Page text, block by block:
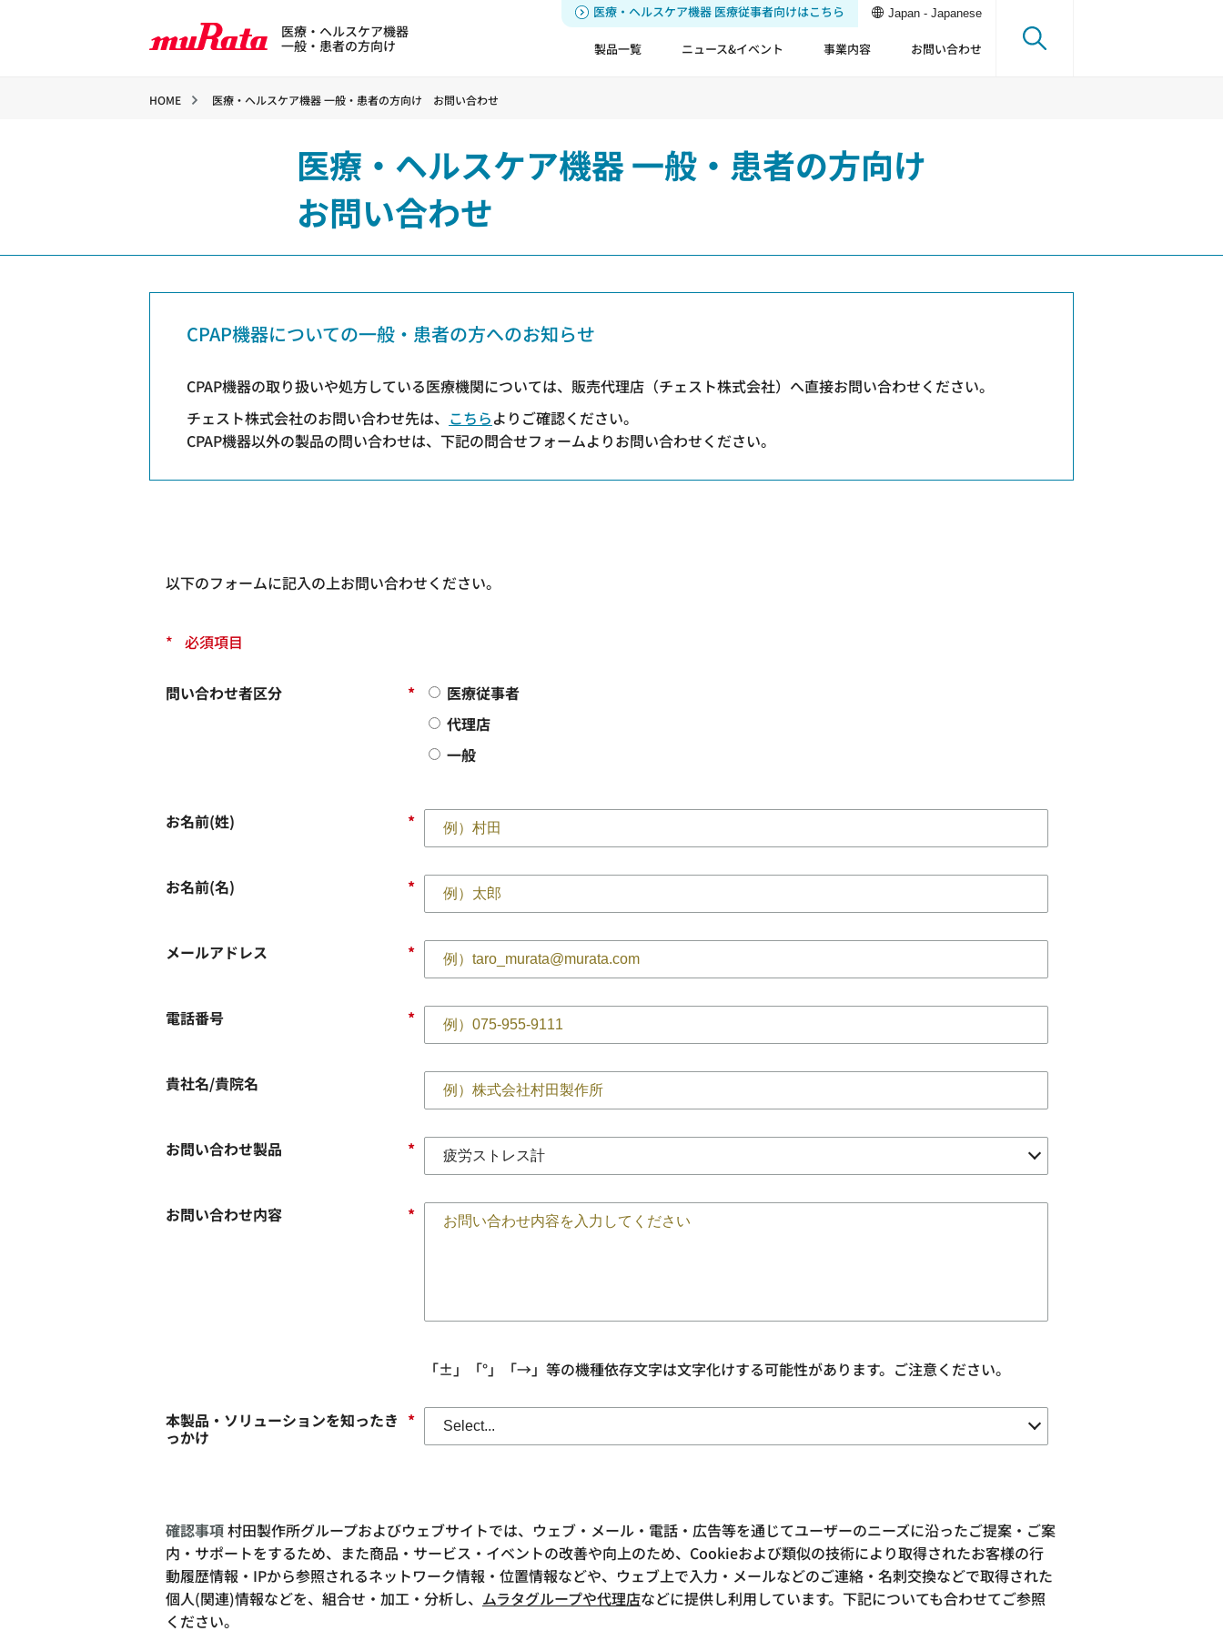
医療・ヘルスケア機器
一般・患者の方向け
医療・ヘルスケア機器 医療従事者向けはこちら Japan - Japanese
製品一覧 ニュース&イベント 事業内容 お問い合わせ
HOME 医療・ヘルスケア機器 一般・患者の方向け お問い合わせ
医療・ヘルスケア機器 一般・患者の方向け
お問い合わせ
CPAP機器についての一般・患者の方へのお知らせ
CPAP機器の取り扱いや処方している医療機関については、販売代理店（チェスト株式会社）へ直接お問い合わせください。
チェスト株式会社のお問い合わせ先は、 こちらよりご確認ください。
CPAP機器以外の製品の問い合わせは、下記の問合せフォームよりお問い合わせください。
以下のフォームに記入の上お問い合わせください。
* 必須項目
*
問い合わせ者区分
医療従事者
代理店
一般
*
お名前(姓)
*
お名前(名)
*
メールアドレス
*
電話番号
貴社名/貴院名
*
お問い合わせ製品
*
お問い合わせ内容
「±」「°」「→」等の機種依存文字は文字化けする可能性があります。ご注意ください。
*
本製品・ソリューションを知ったき
っかけ
確認事項村田製作所グループおよびウェブサイトでは、ウェブ・メール・電話・広告等を通じてユーザーのニーズに沿ったご提案・ご案
内・サポートをするため、また商品・サービス・イベントの改善や向上のため、Cookieおよび類似の技術により取得されたお客様の行
動履歴情報・IPから参照されるネットワーク情報・位置情報などや、ウェブ上で入力・メールなどのご連絡・名刺交換などで取得された
個人(関連)情報などを、組合せ・加工・分析し、 ムラタグループや代理店などに提供し利用しています。下記についても合わせてご参照
ください。